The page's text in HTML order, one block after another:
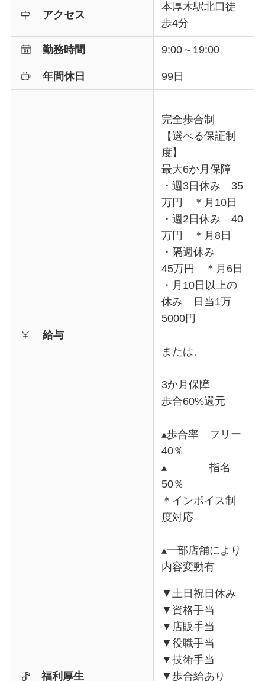
アクセス
本厚木駅北口徒
歩4分
勤務時間 9:00～19:00
年間休日 99日
給与
完全歩合制
【選べる保証制
度】
最大6か月保障
・週3日休み 35
万円 ＊月10日
・週2日休み 40
万円 ＊月8日
・隔週休み
45万円 ＊月6日
・月10日以上の
休み 日当1万
5000円
または、
3か月保障
歩合60%還元
▴歩合率 フリー
40％
▴ 指名
50％
＊インボイス制
度対応
▴一部店舗により
内容変動有
福利厚生
▼土日祝日休み
▼資格手当
▼店販手当
▼役職手当
▼技術手当
▼歩合給あり